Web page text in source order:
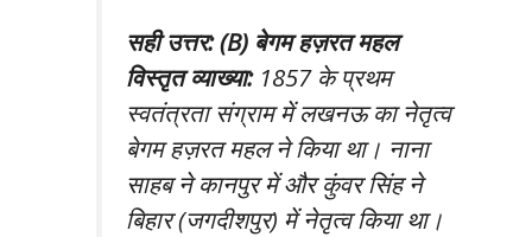
सही उत्तर: (B) बेगम हज़रत महल
विस्तृत व्याख्या:1857 के प्रथम
स्वतंत्रता संग्राम में लखनऊ का नेतृत्व
बेगम हज़रत महल ने किया था। नाना
साहब ने कानपुर में और कुंवर सिंह ने
बिहार (जगदीशपुर) में नेतृत्व किया था।